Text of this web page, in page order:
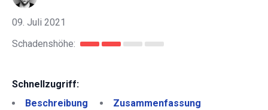
09. Juli 2021
Schadenshöhe:
Schnellzugriff:
Beschreibung
Zusammenfassung